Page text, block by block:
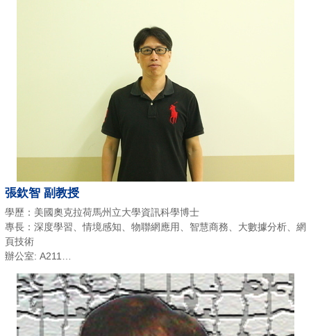
張欽智 副教授
學歷：美國奧克拉荷馬州立大學資訊科學博士
專長：深度學習、情境感知、物聯網應用、智慧商務、大數據分析、網
頁技術
辦公室: A211
電話：(03)518-6091